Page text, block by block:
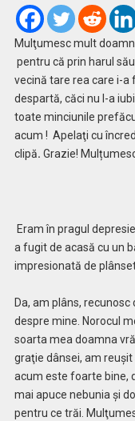
Mulţumesc mult
pentru că prin harul
vecină tare rea care i-
despartă, căci nu l-a
toate minciunile
acum ! Apelaţi cu
clipă. Grazie!
Eram în pragul
a fugit de acasă cu un
impresionată de
Da, am plâns,
despre mine. Norocul
soarta mea doamna
graţie dânsei, am
acum este foarte bine,
mai apuce nebunia și
pentru ce trăi.